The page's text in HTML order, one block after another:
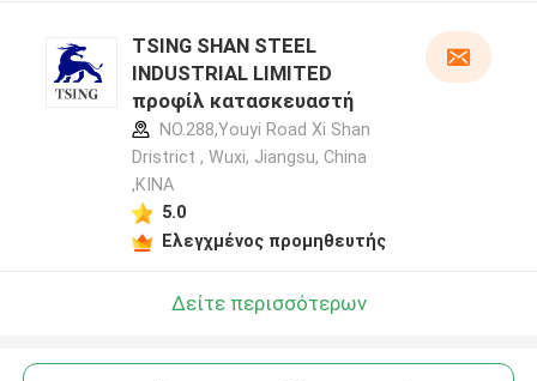
TSING SHAN STEEL
INDUSTRIAL LIMITED
προφίλ κατασκευαστή
NO.288,Youyi Road Xi Shan
Dristrict , Wuxi, Jiangsu, China
,ΚΙΝΑ
5.0
Ελεγχμένος προμηθευτής
Δείτε περισσότερων